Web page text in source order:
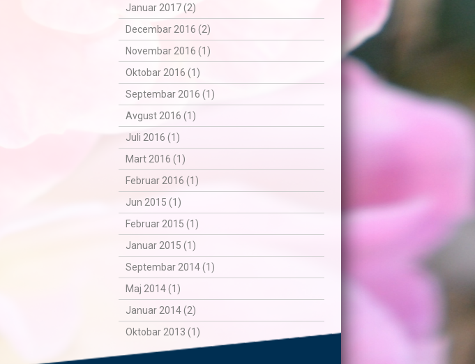
Januar 2017 (2)
Decembar 2016 (2)
Novembar 2016 (1)
Oktobar 2016 (1)
Septembar 2016 (1)
Avgust 2016 (1)
Juli 2016 (1)
Mart 2016 (1)
Februar 2016 (1)
Jun 2015 (1)
Februar 2015 (1)
Januar 2015 (1)
Septembar 2014 (1)
Maj 2014 (1)
Januar 2014 (2)
Oktobar 2013 (1)